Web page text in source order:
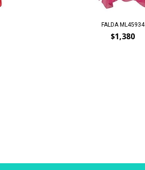
FALDA ML45934
$1,380